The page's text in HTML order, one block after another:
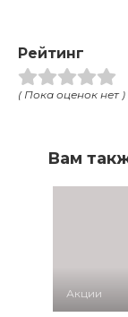
Рейтинг
( Пока оценок нет )
Вам
Акции